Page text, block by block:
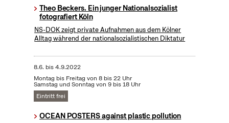
Theo Beckers. Ein junger Nationalsozialist
fotografiert Köln
NS-DOK zeigt private Aufnahmen aus dem Kölner
Alltag während der nationalsozialistischen Diktatur
8.6. bis4.9.2022
Montag bis Freitag von 8 bis 22 Uhr
Samstag und Sonntag von 9 bis 18 Uhr
Eintritt frei
OCEAN POSTERS against plastic pollution